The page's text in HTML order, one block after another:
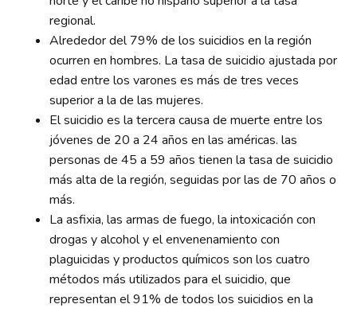
regional.
Alrededor del 79% de los suicidios en la región
ocurren en hombres. La tasa de suicidio ajustada por
edad entre los varones es más de tres veces
superior a la de las mujeres.
El suicidio es la tercera causa de muerte entre los
jóvenes de 20 a 24 años en las américas. las
personas de 45 a 59 años tienen la tasa de suicidio
más alta de la región, seguidas por las de 70 años o
más.
La asfixia, las armas de fuego, la intoxicación con
drogas y alcohol y el envenenamiento con
plaguicidas y productos químicos son los cuatro
métodos más utilizados para el suicidio, que
representan el 91% de todos los suicidios en la